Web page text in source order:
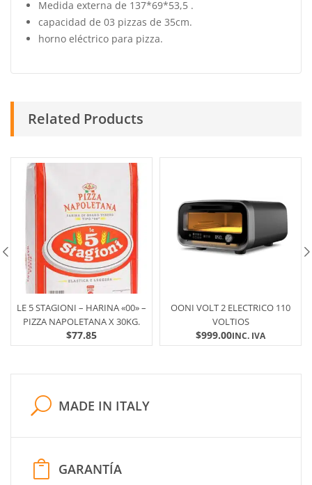
Medida externa de 137*69*53,5 .
capacidad de 03 pizzas de 35cm.
horno eléctrico para pizza.
Related Products
LE 5 STAGIONI – HARINA «00» –
PIZZA NAPOLETANA X 30KG.
$77.85
OONI VOLT 2 ELECTRICO 110
VOLTIOS
$999.00INC. IVA
MADE IN ITALY
GARANTÍA